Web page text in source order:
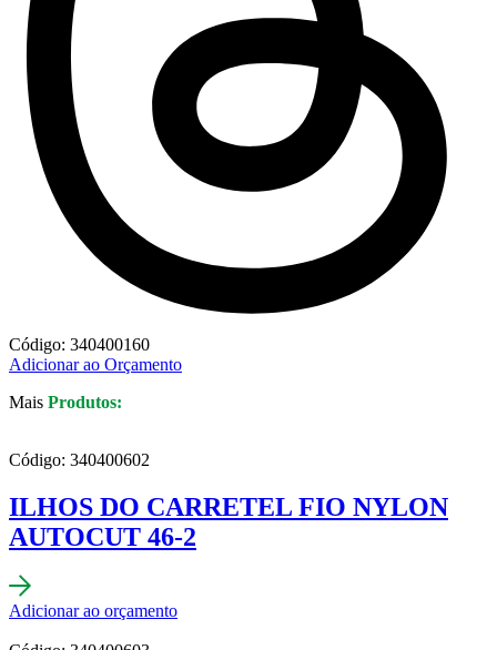
Código: 340400160
Adicionar ao Orçamento
Mais Produtos:
Código: 340400602
ILHOS DO CARRETEL FIO NYLON
AUTOCUT 46-2
Adicionar ao orçamento